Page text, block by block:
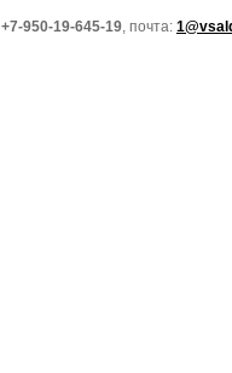
+7-950-19-645-19, почта: